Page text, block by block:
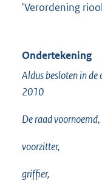
'Verordening
Ondertekening
Aldus besloten in de
2010
De raad voornoemd,
voorzitter,
griffier,